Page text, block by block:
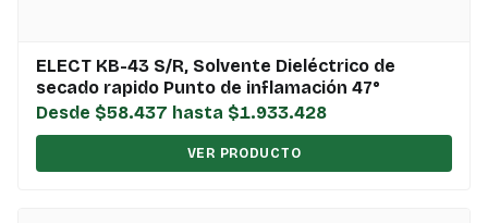
ELECT KB-43 S/R, Solvente Dieléctrico de
secado rapido Punto de inflamación 47°
Desde $58.437 hasta $1.933.428
VER PRODUCTO